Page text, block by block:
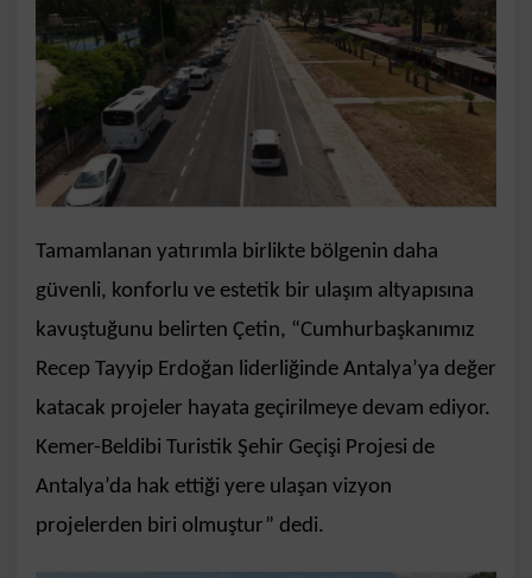
Tamamlanan yatırımla birlikte bölgenin daha
güvenli, konforlu ve estetik bir ulaşım altyapısına
kavuştuğunu belirten Çetin, “Cumhurbaşkanımız
Recep Tayyip Erdoğan liderliğinde Antalya’ya değer
katacak projeler hayata geçirilmeye devam ediyor.
Kemer-Beldibi Turistik Şehir Geçişi Projesi de
Antalya’da hak ettiği yere ulaşan vizyon
projelerden biri olmuştur” dedi.